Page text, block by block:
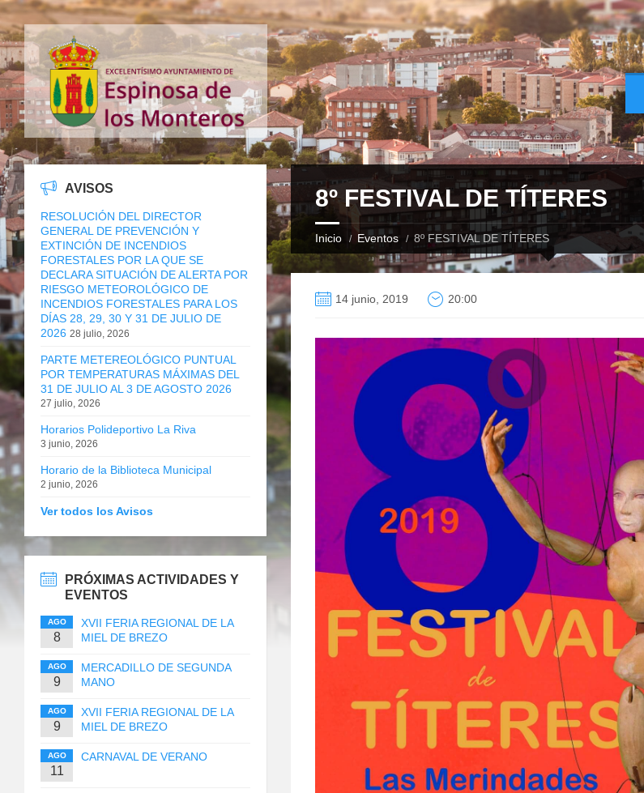
8º FESTIVAL DE TÍTERES
Inicio Eventos 8º FESTIVAL DE TÍTERES
14 junio, 2019 20:00
AVISOS
RESOLUCIÓN DEL DIRECTOR
GENERAL DE PREVENCIÓN Y
EXTINCIÓN DE INCENDIOS
FORESTALES POR LA QUE SE
DECLARA SITUACIÓN DE ALERTA POR
RIESGO METEOROLÓGICO DE
INCENDIOS FORESTALES PARA LOS
DÍAS 28, 29, 30 Y 31 DE JULIO DE
2026 28 julio, 2026
PARTE METEREOLÓGICO PUNTUAL
POR TEMPERATURAS MÁXIMAS DEL
31 DE JULIO AL 3 DE AGOSTO 2026
27 julio, 2026
Horarios Polideportivo La Riva
3 junio, 2026
Horario de la Biblioteca Municipal
2 junio, 2026
Ver todos los Avisos
PRÓXIMAS ACTIVIDADES Y
EVENTOS
AGO
8
XVII FERIA REGIONAL DE LA
MIEL DE BREZO
AGO
9
MERCADILLO DE SEGUNDA
MANO
AGO
9
XVII FERIA REGIONAL DE LA
MIEL DE BREZO
AGO
11
CARNAVAL DE VERANO